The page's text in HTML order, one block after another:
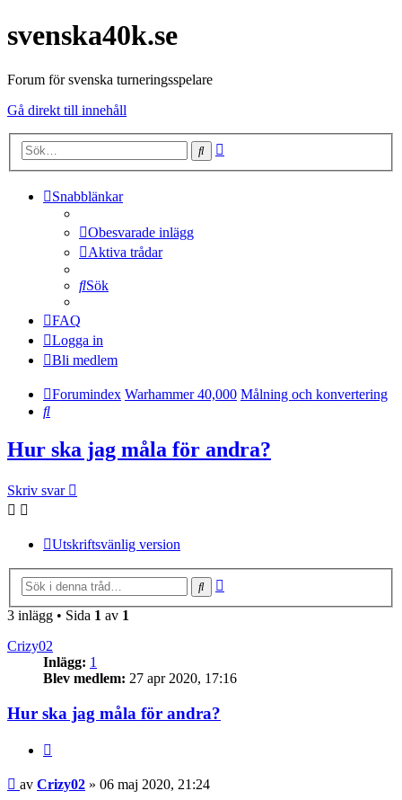
svenska40k.se
Forum för svenska turneringsspelare
Gå direkt till innehåll
Sök
Snabblänkar
Obesvarade inlägg
Aktiva trådar
Sök
FAQ
Logga in
Bli medlem
Forumindex Warhammer 40,000 Målning och konvertering
Sök
Hur ska jag måla för andra?
Skriv svar
Utskriftsvänlig version
Sök
3 inlägg • Sida 1 av 1
Crizy02
Inlägg: 1
Blev medlem: 27 apr 2020, 17:16
Hur ska jag måla för andra?
Inlägg
av Crizy02 » 06 maj 2020, 21:24